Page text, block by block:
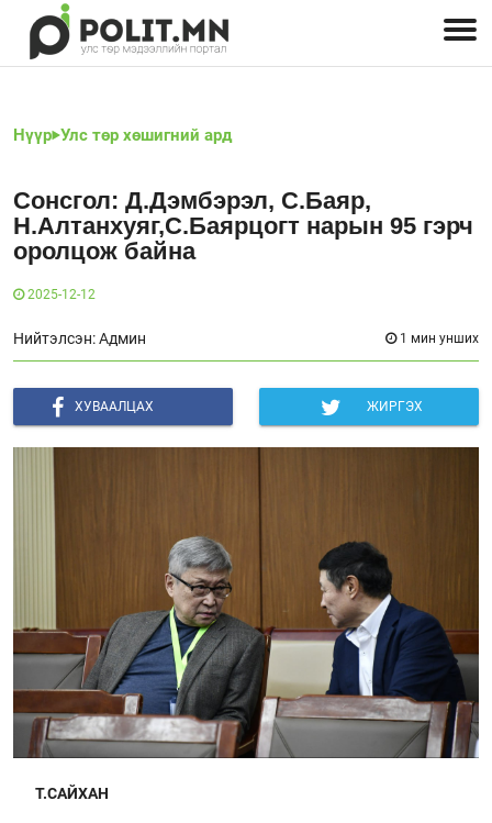
Нүүр Улс төр хөшигний ард
Сонсгол: Д.Дэмбэрэл, С.Баяр,
Н.Алтанхуяг,С.Баярцогт нарын 95 гэрч
оролцож байна
2025-12-12
Нийтэлсэн: Админ 1 мин унших
ХУВААЛЦАХ ЖИРГЭХ
Т.САЙХАН